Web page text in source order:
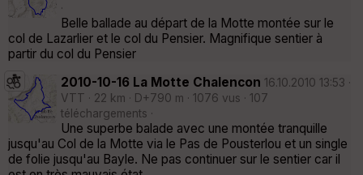
·
Belle ballade au départ de la Motte montée sur le
col de Lazarlier et le col du Pensier. Magnifique sentier à
partir du col du Pensier
2010-10-16 La Motte Chalencon 16.10.2010 13:53 ·
VTT · 22 km · D+790 m · 1076 vus · 107
téléchargements ·
Une superbe balade avec une montée tranquille
jusqu'au Col de la Motte via le Pas de Pousterlou et un single
de folie jusqu'au Bayle. Ne pas continuer sur le sentier car il